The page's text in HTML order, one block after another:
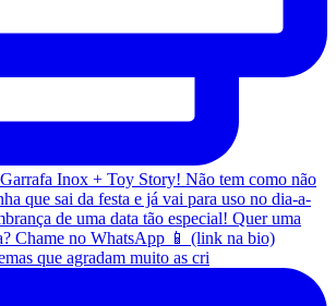
que agradam muito as cri